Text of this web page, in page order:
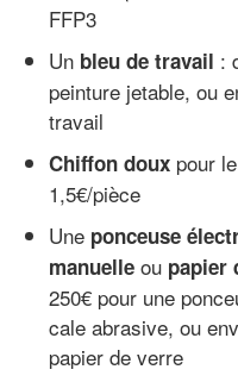
FFP3
Un bleu de travail :
peinture jetable, ou
travail
Chiffon doux pour
1,5€/pièce
Une ponceuse
manuelle ou papier
250€ pour une
cale abrasive, ou
papier de verre